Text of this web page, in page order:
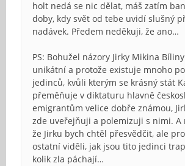
holt nedá se nic dělat, máš zatím
doby, kdy svět od tebe uvidí slušný
nadávek. Předem neděkuji, že ano…
PS: Bohužel názory Jirky Mikina
unikátní a protože existuje mnoho
jedinců, kvůli kterým se krásný stát
přeměňuje v diktaturu hlavně
emigrantům velice dobře známou,
zde uveřejňuji a polemizuji s nimi. A
že Jirku bych chtěl přesvědčit, ale
ostatní viděli, jak jsou tito jedinci
kolik zla páchají…